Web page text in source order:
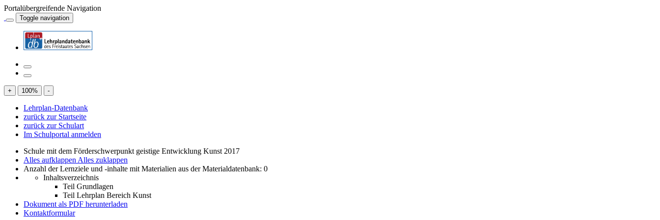
Portalübergreifende Navigation
Toggle navigation
+ 100% -
Lehrplan-Datenbank
zurück zur Startseite
zurück zur Schulart
Im Schulportal anmelden
Schule mit dem Förderschwerpunkt geistige Entwicklung Kunst 2017
Alles aufklappen Alles zuklappen
Anzahl der Lernziele und -inhalte mit Materialien aus der Materialdatenbank: 0
Inhaltsverzeichnis
Teil Grundlagen
Teil Lehrplan Bereich Kunst
Dokument als PDF herunterladen
Kontaktformular